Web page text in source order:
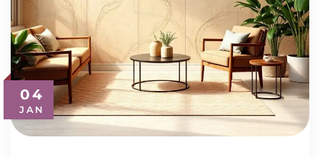
04
JAN